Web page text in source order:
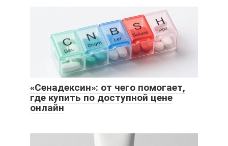
«Сенадексин»: от чего помогает,
где купить по доступной цене
онлайн